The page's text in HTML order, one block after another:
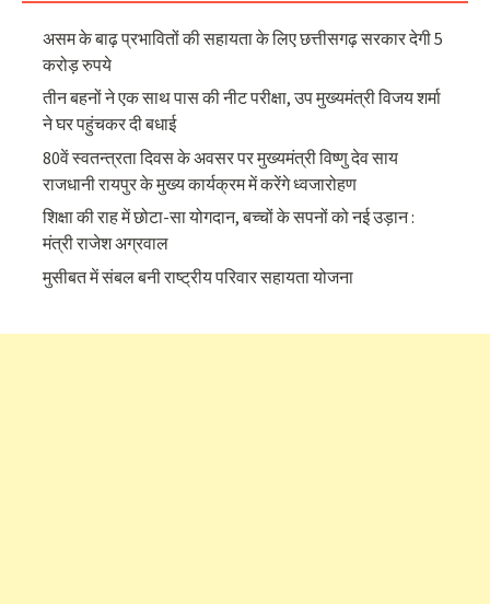
असम के बाढ़ प्रभावितों की सहायता के लिए छत्तीसगढ़ सरकार देगी 5
करोड़ रुपये
तीन बहनों ने एक साथ पास की नीट परीक्षा, उप मुख्यमंत्री विजय शर्मा
ने घर पहुंचकर दी बधाई
80वें स्वतन्त्रता दिवस के अवसर पर मुख्यमंत्री विष्णु देव साय
राजधानी रायपुर के मुख्य कार्यक्रम में करेंगे ध्वजारोहण
शिक्षा की राह में छोटा-सा योगदान, बच्चों के सपनों को नई उड़ान :
मंत्री राजेश अग्रवाल
मुसीबत में संबल बनी राष्ट्रीय परिवार सहायता योजना